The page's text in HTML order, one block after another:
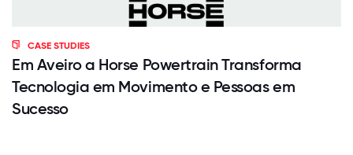
CASE STUDIES
Em Aveiro a Horse Powertrain Transforma
Tecnologia em Movimento e Pessoas em
Sucesso